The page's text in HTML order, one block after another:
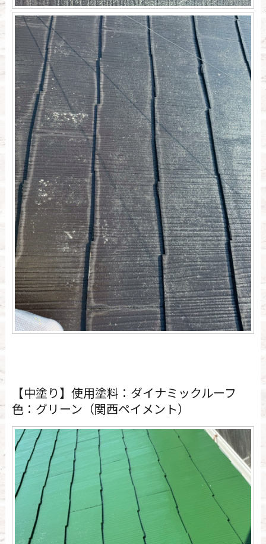
【中塗り】使用塗料：ダイナミックルーフ
色：グリーン（関西ペイメント）